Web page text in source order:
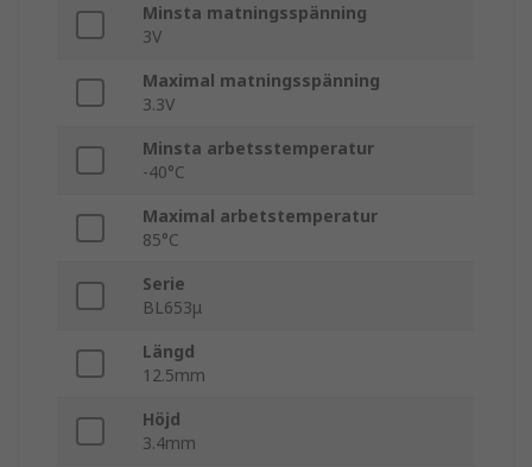
Minsta matningsspänning
3V
Maximal matningsspänning
3.3V
Minsta arbetsstemperatur
-40°C
Maximal arbetstemperatur
85°C
Serie
BL653μ
Längd
12.5mm
Höjd
3.4mm